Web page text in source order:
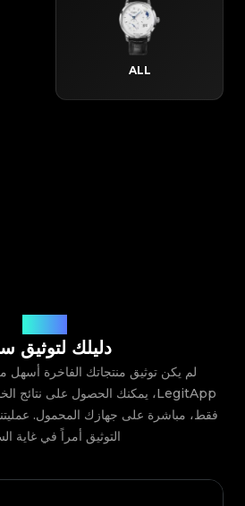
ALL
دليلك لتوثيق
لم يكن توثيق منتجاتك الفاخرة
فقط، مباشرة على جهازك المحمول.
التوثيق أمراً في غاية